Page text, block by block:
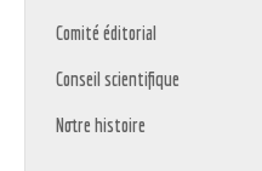
Comité éditorial
Conseil scientifique
Notre histoire